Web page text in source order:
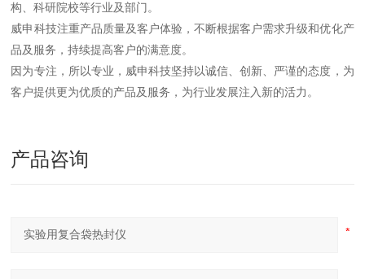
构、科研院校等行业及部门。
威申科技注重产品质量及客户体验，不断根据客户需求升级和优化产
品及服务，持续提高客户的满意度。
因为专注，所以专业，威申科技坚持以诚信、创新、严谨的态度，为
客户提供更为优质的产品及服务，为行业发展注入新的活力。
产品咨询